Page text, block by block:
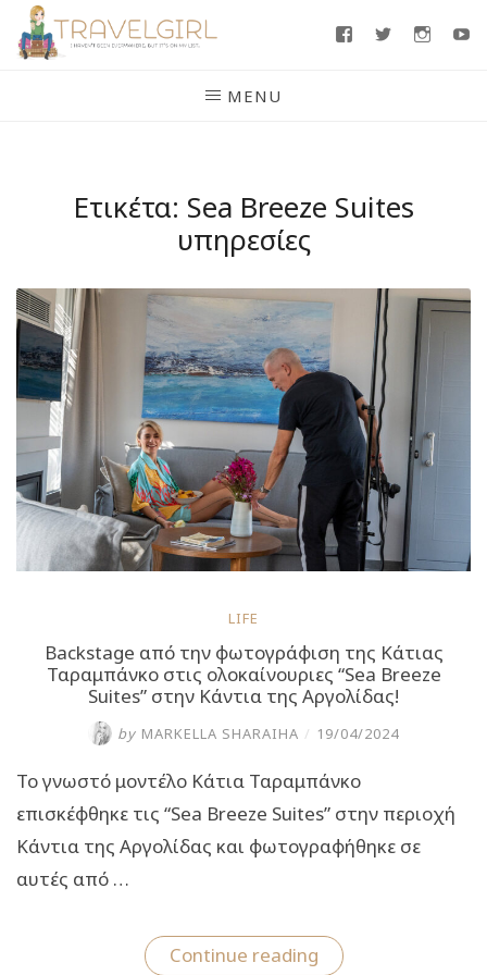
Skip
FacebookTwitter
MENU
Ετικέτα: Sea Breeze Suites
υπηρεσίες
LIFE
Backstage από την φωτογράφιση της Κάτιας
Ταραμπάνκο στις ολοκαίνουριες “Sea Breeze
Suites” στην Κάντια της Αργολίδας!
by MARKELLA SHARAIHA / 19/04/2024
Το γνωστό μοντέλο Κάτια Ταραμπάνκο
επισκέφθηκε τις “Sea Breeze Suites” στην περιοχή
Κάντια της Αργολίδας και φωτογραφήθηκε σε
αυτές από …
Continue reading“Backstage